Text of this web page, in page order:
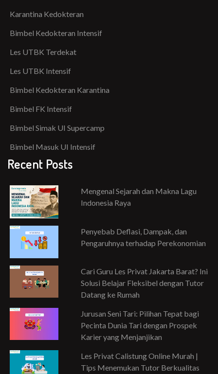
Karantina Kedokteran
Bimbel Kedokteran Intensif
Les UTBK Terdekat
Les UTBK Intensif
Bimbel Kedokteran Karantina
Bimbel FK Intensif
Bimbel Simak UI Supercamp
Bimbel Masuk UI Intensif
Recent Posts
Mengenal Sejarah dan Makna Lagu
Indonesia Raya
Penyebab Deflasi, Dampak, dan
Pengaruhnya terhadap Perekonomian
Cari Guru Les Privat Jakarta Barat? Ini
Solusi Belajar Fleksibel dengan Tutor
Datang ke Rumah
Jurusan Seni Tari: Pilihan Tepat bagi
Pecinta Dunia Tari dengan Prospek
Karier yang Menjanjikan
Les Privat Calistung Online Murah |
Tips Menemukan Tutor Berkualitas